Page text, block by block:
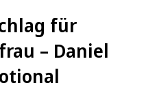
für
– Daniel